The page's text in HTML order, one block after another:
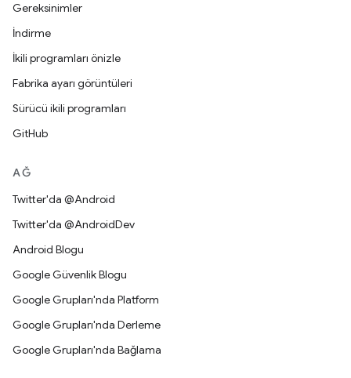
Gereksinimler
İndirme
İkili programları önizle
Fabrika ayarı görüntüleri
Sürücü ikili programları
GitHub
AĞ
Twitter'da @Android
Twitter'da @AndroidDev
Android Blogu
Google Güvenlik Blogu
Google Grupları'nda Platform
Google Grupları'nda Derleme
Google Grupları'nda Bağlama